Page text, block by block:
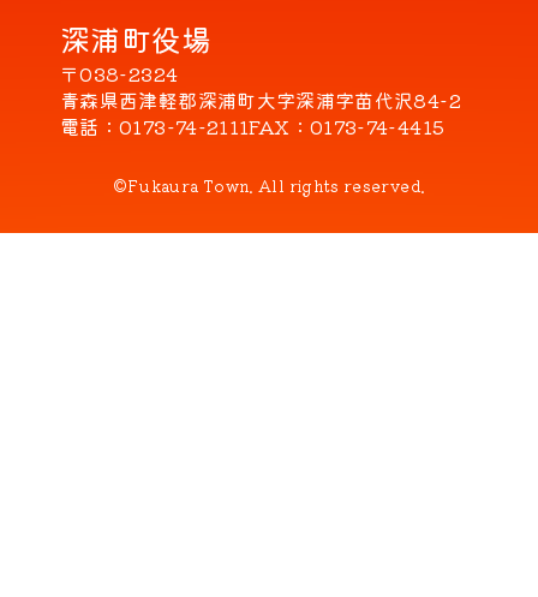
深浦町役場
〒038-2324
青森県西津軽郡深浦町大字深浦字苗代沢84-2
電話
0173-74-2111FAX 0173-74-4415
©Fukaura Town. All rights reserved.